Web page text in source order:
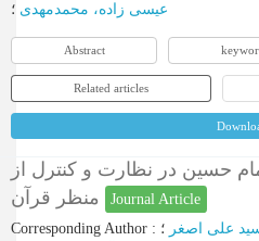
عیسی زاده، محمدمهدی ؛
Abstract
Related articles
حسین در نظارت و کنترل از
Journal Article
Corresponding Author : علی اصغر